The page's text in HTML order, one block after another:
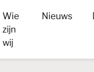
Wie
zijn
wij
Nieuws